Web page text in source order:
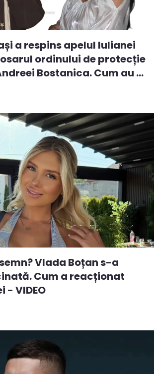
a respins apelul Iulianei
ordinului de protecție
Bostanica. Cum au ...
Vlada Boțan s-a
Cum a reacționat
- VIDEO